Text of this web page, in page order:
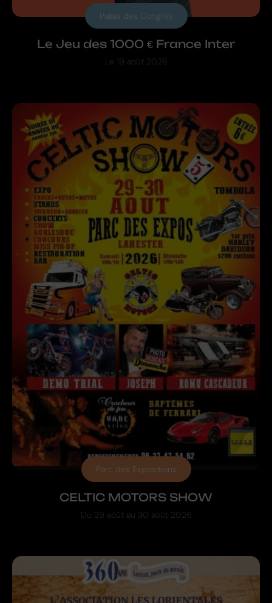
Le Jeu des 1000 € France Inter
Palais des Congrès
Le 19 août 2026
CELTIC MOTORS SHOW
Parc des Expositions
Du 29 août au 30 août 2026